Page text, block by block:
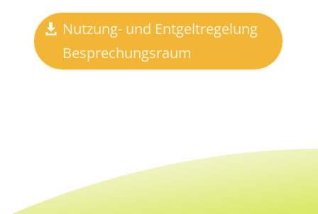
Nutzung- und Entgeltregelung
Besprechungsraum